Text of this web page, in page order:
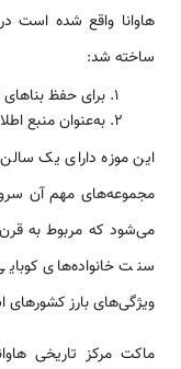
ساخته شد:
برای حفظ
به‌عنوان منبع
این موزه دارای یک
مجموعه‌های مهم آن
سنت خانواده‌های
ویژگی‌های بارز کشورهای